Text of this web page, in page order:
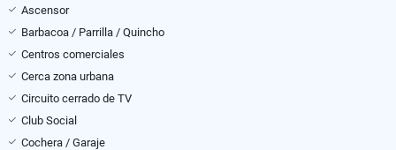
Ascensor
Barbacoa / Parrilla / Quincho
Centros comerciales
Cerca zona urbana
Circuito cerrado de TV
Club Social
Cochera / Garaje